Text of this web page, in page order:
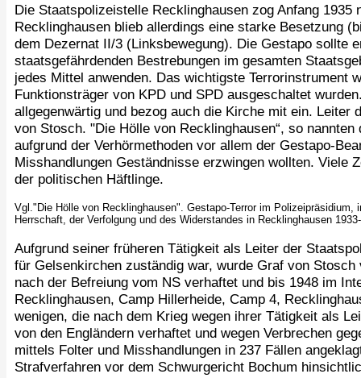
Die Staatspolizeistelle Recklinghausen zog Anfang
Recklinghausen blieb allerdings eine starke Besetzung
dem Dezernat II/3 (Linksbewegung). Die Gestapo sollte
staatsgefährdenden Bestrebungen im gesamten
jedes Mittel anwenden. Das wichtigste Terrorinstrument
Funktionsträger von KPD und SPD ausgeschaltet
allgegenwärtig und bezog auch die Kirche mit ein.
von Stosch. "Die Hölle von Recklinghausen“, so
aufgrund der Verhörmethoden vor allem der Gestapo-
Misshandlungen Geständnisse erzwingen wollten. Viele
der politischen Häftlinge.
Vgl."Die Hölle von Recklinghausen". Gestapo-Terror im
Herrschaft, der Verfolgung und des Widerstandes in Recklinghausen
Aufgrund seiner früheren Tätigkeit als Leiter der
für Gelsenkirchen zuständig war, wurde Graf von
nach der Befreiung vom NS verhaftet und bis 1948 im
Recklinghausen, Camp Hillerheide, Camp 4,
wenigen, die nach dem Krieg wegen ihrer Tätigkeit als
von den Engländern verhaftet und wegen Verbrechen
mittels Folter und Misshandlungen in 237 Fällen
Strafverfahren vor dem Schwurgericht Bochum